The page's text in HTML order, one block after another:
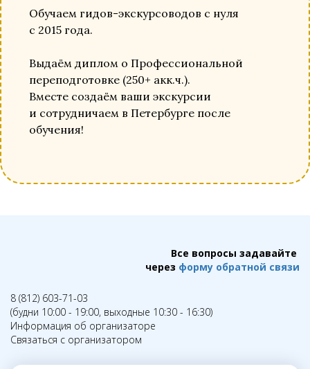
Обучаем гидов-экскурсоводов с нуля
с 2015 года.
Выдаём диплом о Профессиональной
переподготовке (250+ акк.ч.).
Вместе создаём ваши экскурсии
и сотрудничаем в Петербурге после
обучения!
Все вопросы задавайте
через форму обратной связи
8 (812) 603-71-03
(будни 10:00 - 19:00, выходные 10:30 - 16:30)
Информация об организаторе
Связаться с организатором